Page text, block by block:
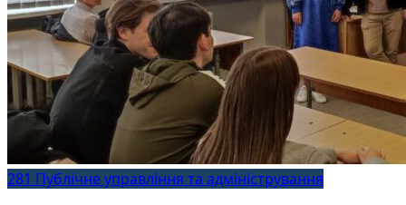
281 Публічне управління та адміністрування